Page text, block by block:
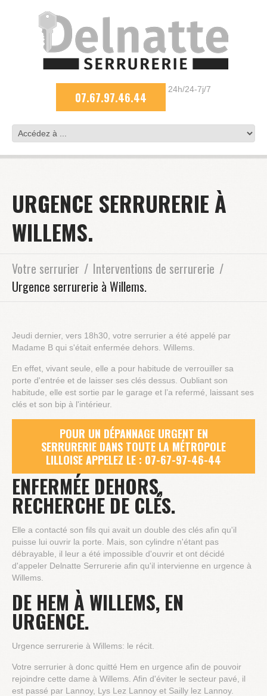
07.67.97.46.44
24h/24-7j/7
URGENCE SERRURERIE À
WILLEMS.
Votre serrurier
Interventions de serrurerie
Urgence serrurerie à Willems.
Jeudi dernier, vers 18h30, votre serrurier a été appelé par
Madame B qui s'était enfermée dehors. Willems.
En effet, vivant seule, elle a pour habitude de verrouiller sa
porte d'entrée et de laisser ses clés dessus. Oubliant son
habitude, elle est sortie par le garage et l’a refermé, laissant ses
clés et son bip à l'intérieur.
POUR UN DÉPANNAGE URGENT EN
SERRURERIE DANS TOUTE LA MÉTROPOLE
LILLOISE APPELEZ LE : 07-67-97-46-44
ENFERMÉE DEHORS,
RECHERCHE DE CLÉS.
Elle a contacté son fils qui avait un double des clés afin qu'il
puisse lui ouvrir la porte. Mais, son cylindre n'étant pas
débrayable, il leur a été impossible d'ouvrir et ont décidé
d'appeler Delnatte Serrurerie afin qu'il intervienne en urgence à
Willems.
DE HEM À WILLEMS, EN
URGENCE.
Urgence serrurerie à Willems: le récit.
Votre serrurier à donc quitté Hem en urgence afin de pouvoir
rejoindre cette dame à Willems. Afin d'éviter le secteur pavé, il
est passé par Lannoy, Lys Lez Lannoy et Sailly lez Lannoy.